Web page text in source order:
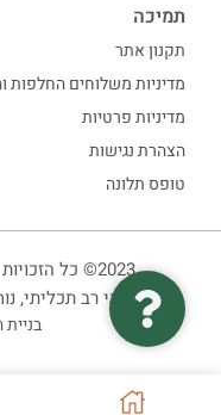
תמיכה
תקנון אתר
מדיניות משלוחים החלפות
מדיניות פרטיות
הצהרת נגישות
טופס תלונה
ביתי רב תכליתי,